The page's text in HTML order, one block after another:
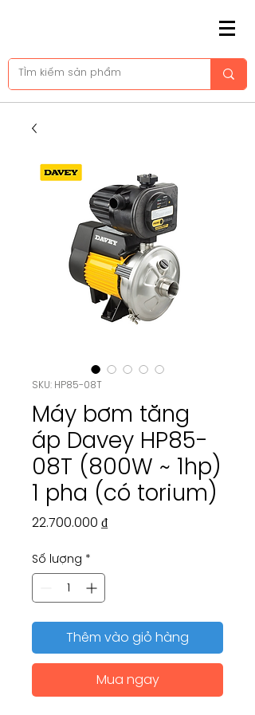
SKU: HP85-08T
Máy bơm tăng
áp Davey HP85-
08T (800W ~ 1hp)
1 pha (có torium)
22.700.000 ₫Giá
Số lượng *
Thêm vào giỏ hàng
Mua ngay